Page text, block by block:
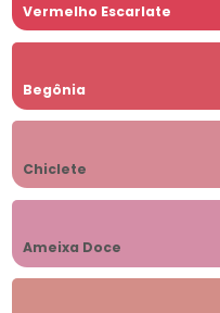
Vermelho Escarlate
Begônia
Chiclete
Ameixa Doce